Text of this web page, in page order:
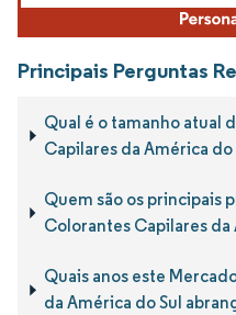
Principais Perguntas
Qual é o tamanho atual
Capilares da América do
Quem são os principais
Colorantes Capilares da
Quais anos este
da América do Sul